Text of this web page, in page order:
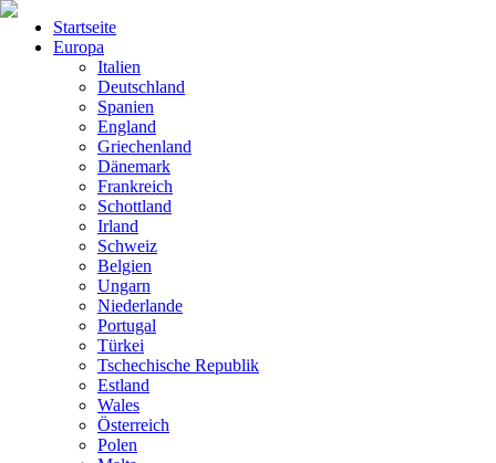
Startseite
Europa
Italien
Deutschland
Spanien
England
Griechenland
Dänemark
Frankreich
Schottland
Irland
Schweiz
Belgien
Ungarn
Niederlande
Portugal
Türkei
Tschechische Republik
Estland
Wales
Österreich
Polen